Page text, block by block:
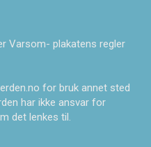
Varsom- plakatens regler
for bruk annet sted
har ikke ansvar for
det lenkes til.